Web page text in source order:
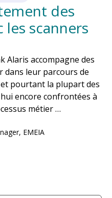
des
scanners
Alaris accompagne des
dans leur parcours de
pourtant la plupart des
encore confrontées à
métier …
EMEIA